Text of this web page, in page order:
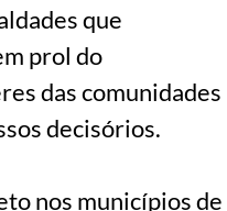
que
prol do
das comunidades
decisórios.
nos municípios de